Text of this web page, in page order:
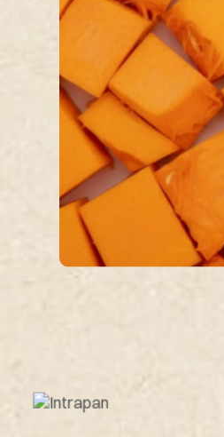
Il nostro pane
Sostenibilità
Cataloghi
Lavora con noi
Magazine